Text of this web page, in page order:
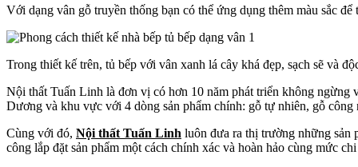
Với dạng vân gỗ truyền thống bạn có thể ứng dụng thêm màu sắc
Trong thiết kế trên, tủ bếp với vân xanh lá cây khá đẹp, sạch sẽ và
Nội thất Tuấn Linh là đơn vị có hơn 10 năm phát triển không ngừng
Dương và khu vực với 4 dòng sản phẩm chính: gỗ tự nhiên, gỗ
Cùng với đó, Nội thất Tuấn Linh luôn đưa ra thị trường những sản
công lắp đặt sản phẩm một cách chính xác và hoàn hảo cùng mức